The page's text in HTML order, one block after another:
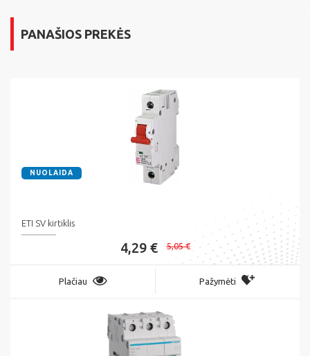
PANAŠIOS PREKĖS
NUOLAIDA
ETI SV kirtiklis
4,29 € 5,05 €
Plačiau Pažymėti